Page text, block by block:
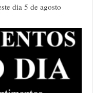
dia 5 de agosto